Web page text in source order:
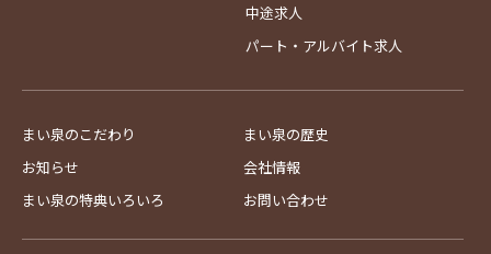
中途求人
パート・アルバイト求人
まい泉のこだわり
まい泉の歴史
お知らせ
会社情報
まい泉の特典いろいろ
お問い合わせ